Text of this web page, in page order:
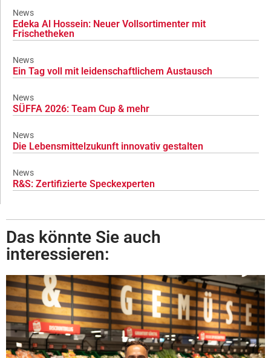
News
Edeka Al Hossein: Neuer Vollsortimenter mit
Frischetheken
News
Ein Tag voll mit leidenschaftlichem Austausch
News
SÜFFA 2026: Team Cup & mehr
News
Die Lebensmittelzukunft innovativ gestalten
News
R&S: Zertifizierte Speckexperten
Das könnte Sie auch
interessieren: